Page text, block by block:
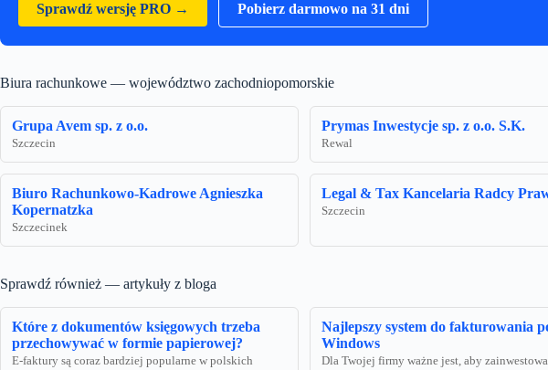
Sprawdź wersję PRO → Pobierz darmowo na 31 dni
Biura rachunkowe — województwo zachodniopomorskie
Grupa Avem sp. z o.o.
Szczecin
Prymas Inwestycje sp. z o.o. S.K.
Rewal
Biuro Rachunkowo-Kadrowe Agnieszka
Kopernatzka
Szczecinek
Legal & Tax Kancelaria Radcy
Szczecin
Sprawdź również — artykuły z bloga
Które z dokumentów księgowych trzeba
przechowywać w formie papierowej?
E-faktury są coraz bardziej popularne w polskich
Najlepszy system do fakturowania
Windows
Dla Twojej firmy ważne jest, aby